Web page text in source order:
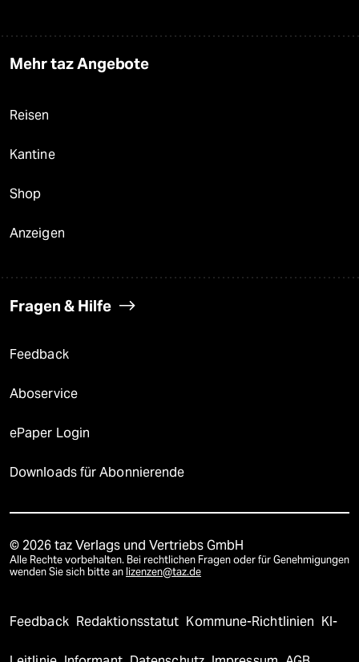
Mehr taz Angebote
Reisen
Kantine
Shop
Anzeigen
Fragen & Hilfe
Feedback
Aboservice
ePaper Login
Downloads für Abonnierende
© 2026 taz Verlags und Vertriebs GmbH
Alle Rechte vorbehalten. Bei rechtlichen Fragen oder für Genehmigungen
wenden Sie sich bitte an lizenzen@taz.de
Feedback Redaktionsstatut Kommune-Richtlinien KI-